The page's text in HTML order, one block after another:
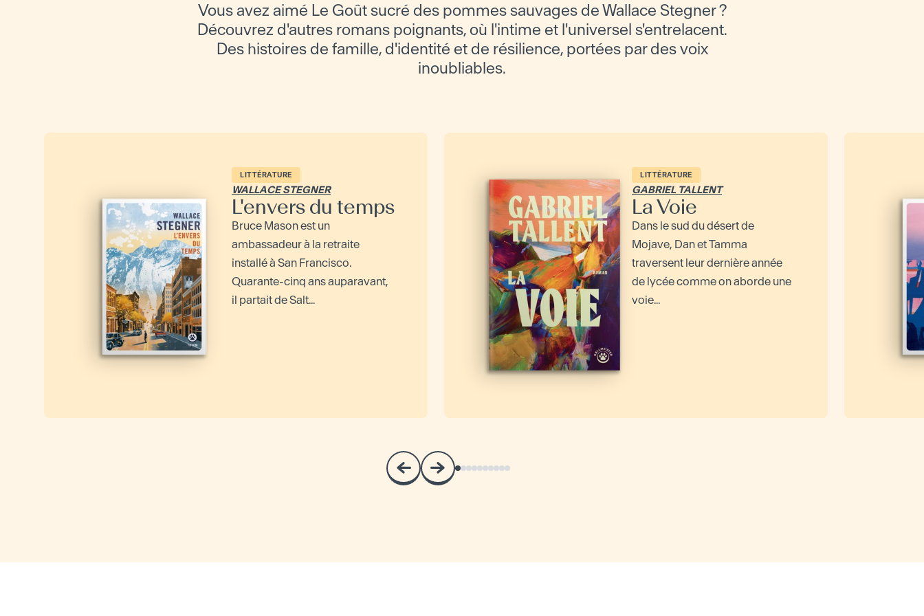
Vous avez aimé Le Goût sucré des pommes sauvages de Wallace Stegner ?
Découvrez d'autres romans poignants, où l'intime et l'universel s'entrelacent.
Des histoires de famille, d'identité et de résilience, portées par des voix
inoubliables.
LITTÉRATURE
WALLACE STEGNER
L'envers du temps
Bruce Mason est un
ambassadeur à la retraite
installé à San Francisco.
Quarante-cinq ans auparavant,
il partait de Salt...
LITTÉRATURE
GABRIEL TALLENT
La Voie
Dans le sud du désert de
Mojave, Dan et Tamma
traversent leur dernière année
de lycée comme on aborde une
voie...